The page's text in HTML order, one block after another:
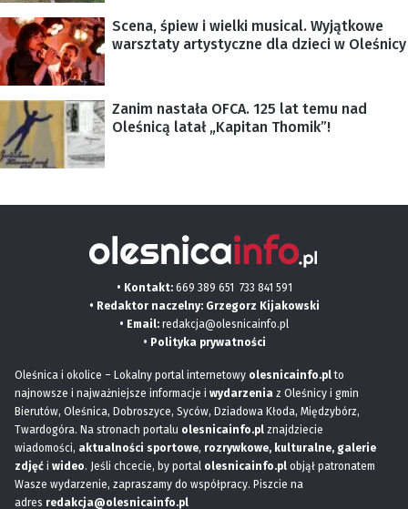
Scena, śpiew i wielki musical. Wyjątkowe
warsztaty artystyczne dla dzieci w Oleśnicy
Zanim nastała OFCA. 125 lat temu nad
Oleśnicą latał „Kapitan Thomik”!
• Kontakt: 669 389 651 733 841 591
• Redaktor naczelny: Grzegorz Kijakowski
• Email: redakcja@olesnicainfo.pl
• Polityka prywatności
Oleśnica i okolice – Lokalny portal internetowy olesnicainfo.plto
najnowsze i najważniejsze informacje i wydarzenia z Oleśnicy i gmin
Bierutów, Oleśnica, Dobroszyce, Syców, Dziadowa Kłoda, Międzybórz,
Twardogóra. Na stronach portalu olesnicainfo.pl znajdziecie
wiadomości, aktualności sportowe, rozrywkowe, kulturalne, galerie
zdjęć i wideo. Jeśli chcecie, by portal olesnicainfo.pl objął patronatem
Wasze wydarzenie, zapraszamy do współpracy. Piszcie na
adres redakcja@olesnicainfo.pl